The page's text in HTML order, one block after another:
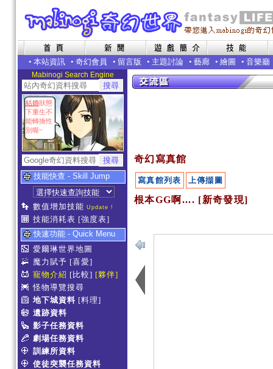
• 本站資訊 • 奇幻會員 • 留言版 • 主題討論 • 藝廊 • 繪圖 • 音樂廳
Mabinogi Search Engine
結婚狀態
下重生不
能轉換性
別喔~
技能快查 - Skill Jump
數值增加技能 Update !
技能消耗表 [強度表]
快速功能 - Quick Menu
愛爾琳世界地圖
魔力賦予 [喜愛]
寵物介紹 [比較] [夥伴]
怪物導覽搜尋
地下城資料 [料理]
遺跡資料
影子任務資料
劇場任務資料
訓練所資料
使徒突襲任務資料
奇幻寫真館
寫真館列表 上傳擷圖
根本GG啊.... [新奇發現]